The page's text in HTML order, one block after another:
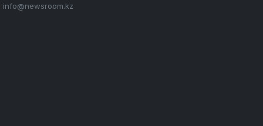
info@newsroom.kz